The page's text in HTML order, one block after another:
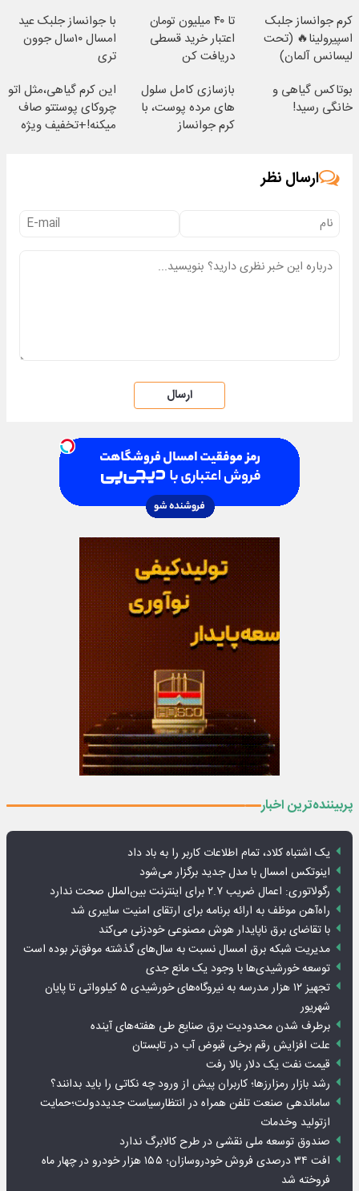
کرم جوانساز جلبک
اسپیرولینا🔥 (تحت
لیسانس آلمان)
تا ۴۰ میلیون تومان
اعتبار خرید قسطی
دریافت کن
با جوانساز جلبک عید
امسال ۱۰سال جوون
تری
بوتاکس گیاهی و
خانگی رسید!
بازسازی کامل سلول
های مرده پوست، با
کرم جوانساز
این کرم گیاهی،مثل اتو
چروکای پوستتو صاف
میکنه!+تخفیف ویژه
ارسال نظر
ارسال
پربیننده‌ترین اخبار
یک اشتباه کلاد، تمام اطلاعات کاربر را به باد داد
اینوتکس امسال با مدل جدید برگزار می‌شود
رگولاتوری: اعمال ضریب ۲.۷ برای اینترنت بین‌الملل صحت ندارد
راه‌آهن موظف به ارائه برنامه برای ارتقای امنیت سایبری شد
با تقاضای برق ناپایدار هوش مصنوعی خودزنی می‌کند
مدیریت شبکه برق امسال نسبت به سال‌های گذشته موفق‌تر بوده است
توسعه خورشیدی‌ها با وجود یک مانع جدی
تجهیز ۱۲ هزار مدرسه به نیروگاه‌های خورشیدی ۵ کیلوواتی تا پایان
شهریور
برطرف شدن محدودیت‌ برق صنایع طی هفته‌های آینده
علت افزایش رقم برخی قبوض آب در تابستان
قیمت نفت یک دلار بالا رفت
رشد بازار رمزارزها؛ کاربران پیش از ورود چه نکاتی را باید بدانند؟
ساماندهی صنعت تلفن همراه در انتظارسیاست جدیددولت؛حمایت
ازتولید وخدمات
صندوق توسعه ملی نقشی در طرح کالابرگ ندارد
افت ۳۴ درصدی فروش خودروسازان؛ ۱۵۵ هزار خودرو در چهار ماه
فروخته شد